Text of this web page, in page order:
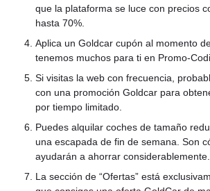
que la plataforma se luce con precios
hasta 70%.
Aplica un Goldcar cupón al momento
tenemos muchos para ti en Promo-
Si visitas la web con frecuencia,
con una promoción Goldcar para
por tiempo limitado.
Puedes alquilar coches de tamaño
una escapada de fin de semana. Son
ayudarán a ahorrar considerablemente.
La sección de “Ofertas” está